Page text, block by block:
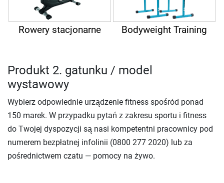
Rowery stacjonarne Bodyweight Training
Produkt 2. gatunku / model
wystawowy
Wybierz odpowiednie urządzenie fitness spośród ponad
150 marek. W przypadku pytań z zakresu sportu i fitness
do Twojej dyspozycji są nasi kompetentni pracownicy pod
numerem bezpłatnej infolinii (0800 277 2020) lub za
pośrednictwem czatu — pomocy na żywo.